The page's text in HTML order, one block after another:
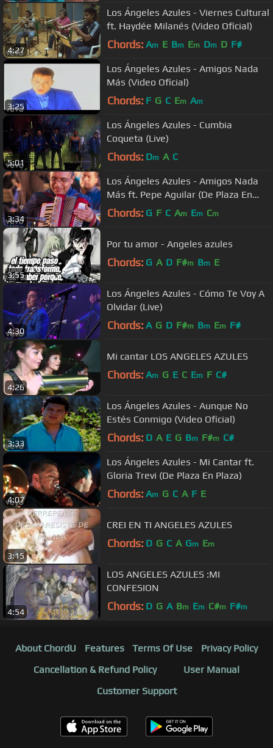
4:27
Los Ángeles Azules - Viernes Cultural
ft. Haydée Milanés (Video Oficial)
Chords: Am E Bm Em Dm D F#
3:25
Los Ángeles Azules - Amigos Nada
Más (Video Oficial)
Chords: F G C Em Am
5:01
Los Ángeles Azules - Cumbia
Coqueta (Live)
Chords: Dm A C
3:34
Los Ángeles Azules - Amigos Nada
Más ft. Pepe Aguilar (De Plaza En
Plaza)
Chords: G F C Am Em Cm
3:55
Por tu amor - Angeles azules
Chords: G A D F#m Bm E
4:30
Los Ángeles Azules - Cómo Te Voy A
Olvidar (Live)
Chords: A G D F#m Bm Em F#
4:26
Mi cantar LOS ANGELES AZULES
Chords: Am G E C Em F C#
3:33
Los Ángeles Azules - Aunque No
Estés Conmigo (Video Oficial)
Chords: D A E G Bm F#m C#
4:07
Los Ángeles Azules - Mi Cantar ft.
Gloria Trevi (De Plaza En Plaza)
Chords: Am G C A F E
3:15
CREI EN TI ANGELES AZULES
Chords: D G C A Gm Em
4:54
LOS ANGELES AZULES :MI
CONFESION
Chords: D G A Bm Em C#m F#m
About ChordU Features Terms Of Use
Privacy Policy
Cancellation & Refund Policy
User Manual
Customer Support